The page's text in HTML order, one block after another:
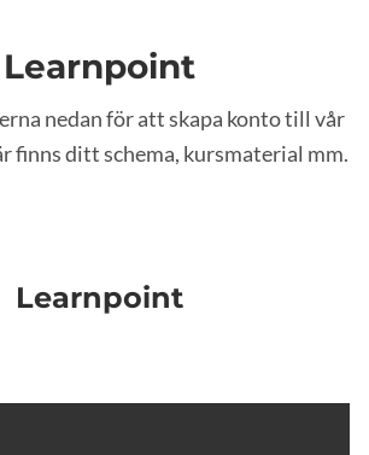
Learnpoint
nedan för att skapa konto till vår
finns ditt schema, kursmaterial mm.
Learnpoint